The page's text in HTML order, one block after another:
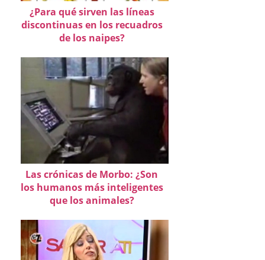
¿Para qué sirven las líneas
discontinuas en los recuadros
de los naipes?
Las crónicas de Morbo: ¿Son
los humanos más inteligentes
que los animales?